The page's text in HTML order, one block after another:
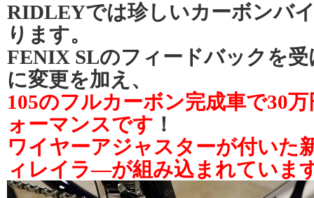
RIDLEYでは珍しいカーボンバ
ります。
FENIX SLのフィードバックを
に変更を加え、
105のフルカーボン完成車で30
ォーマンスです ！
ワイヤーアジャスターが付いた
ィレイラ―が組み込まれていま